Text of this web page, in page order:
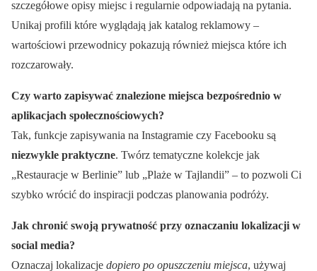
szczegółowe opisy miejsc i regularnie odpowiadają na pytania.
Unikaj profili które wyglądają jak katalog reklamowy –
wartościowi przewodnicy pokazują również miejsca które ich
rozczarowały.
Czy warto zapisywać znalezione miejsca bezpośrednio w
aplikacjach społecznościowych?
Tak, funkcje zapisywania na Instagramie czy Facebooku są
niezwykle praktyczne. Twórz tematyczne kolekcje jak
„Restauracje w Berlinie” lub „Plaże w Tajlandii” – to pozwoli Ci
szybko wrócić do inspiracji podczas planowania podróży.
Jak chronić swoją prywatność przy oznaczaniu lokalizacji w
social media?
Oznaczaj lokalizacje dopiero po opuszczeniu miejsca, używaj